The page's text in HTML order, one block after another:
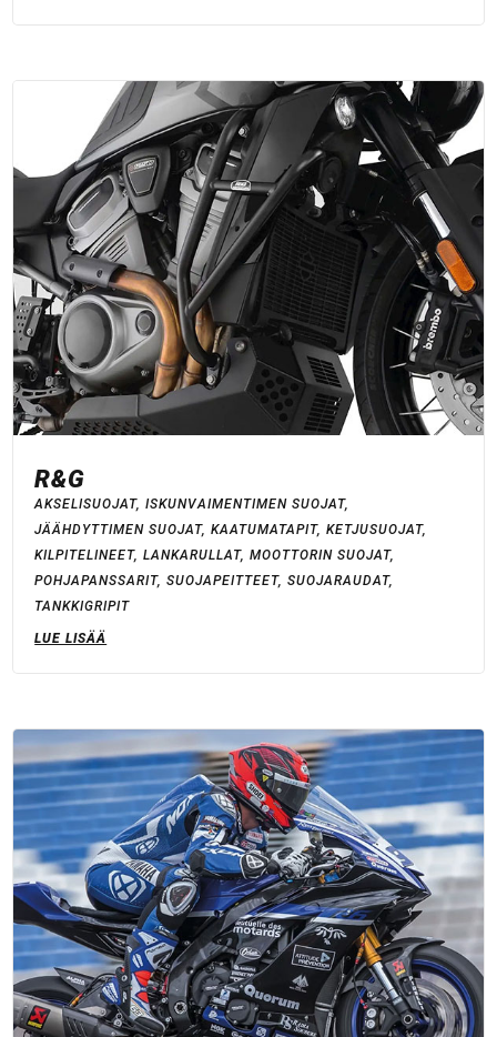
R&G
AKSELISUOJAT,ISKUNVAIMENTIMEN SUOJAT,
JÄÄHDYTTIMEN SUOJAT,KAATUMATAPIT,KETJUSUOJAT,
KILPITELINEET,LANKARULLAT,MOOTTORIN SUOJAT,
POHJAPANSSARIT,SUOJAPEITTEET,SUOJARAUDAT,
TANKKIGRIPIT
LUE LISÄÄ